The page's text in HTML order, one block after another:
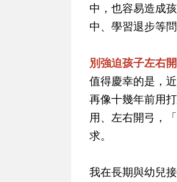
中，也容易造成
中、學習退步等
別強迫孩子左右
值得慶幸的是，
再像十幾年前用
用、左右開弓，
求。
我在長期與幼兒